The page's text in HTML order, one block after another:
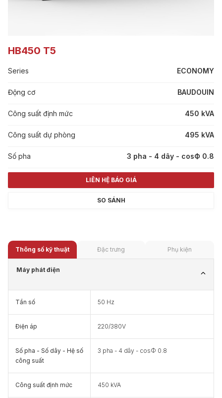
HB450 T5
Series ECONOMY
Động cơ BAUDOUIN
Công suất định mức 450 kVA
Công suất dự phòng 495 kVA
Số pha 3 pha - 4 dây - cosФ 0.8
LIÊN HỆ BÁO GIÁ
SO SÁNH
Thông số kỹ thuật Đặc trưng Phụ kiện
Máy phát điện
Tần số 50 Hz
Điện áp 220/380V
Số pha - Số dây - Hệ số
công suất
3 pha - 4 dây - cosФ 0.8
Công suất định mức 450 kVA